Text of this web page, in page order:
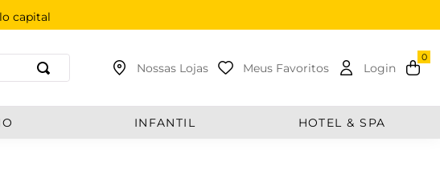
capital
Buscar
Nossas Lojas Meus Favoritos Login
INFANTIL HOTEL & SPA